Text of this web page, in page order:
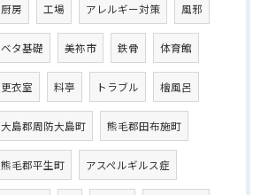
厨房 工場 アレルギー対策 風邪
ベタ基礎 美祢市 鉄骨 体育館
更衣室 料亭 トラブル 檜風呂
大島郡周防大島町 熊毛郡田布施町
熊毛郡平生町 アスペルギルス症